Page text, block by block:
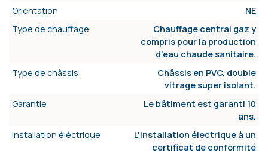
Orientation
NE
Type de chauffage
Chauffage central gaz y
compris pour la production
d'eau chaude sanitaire.
Type de châssis
Châssis en PVC, double
vitrage super isolant.
Garantie
Le bâtiment est garanti 10
ans.
Installation éléctrique
L'installation électrique à un
certificat de conformité